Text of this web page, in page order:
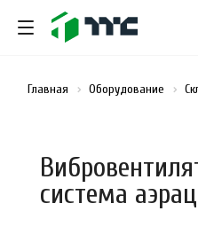
Главная Оборудование
система